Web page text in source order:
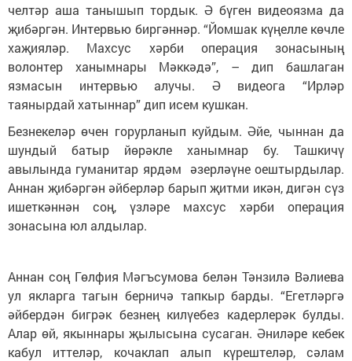
челтәр аша танышып тордык. Ә бүген видеоязма да
җибәргән. Интервью биргәннәр. “Йомшак күңелле көчле
хаҗияләр. Махсус хәрби операция зонасының
волонтер ханымнары Мәккәдә”, – дип башлаган
язмасын интервью алучы. Ә видеога “Ирләр
таянырдай хатыннар” дип исем кушкан.
Безнекеләр өчен горурланып куйдым. Әйе, чыннан да
шундый батыр йөрәкле ханымнар бу. Ташкичү
авылында гуманитар ярдәм әзерләүне оештырдылар.
Аннан җибәргән әйберләр барып җитми икән, дигән сүз
ишеткәннән соң, үзләре махсус хәрби операция
зонасына юл алдылар.
Аннан соң Гөлфия Мәгъсумова белән Тәнзилә Вәлиева
ул якларга тагын берничә тапкыр барды. “Егетләргә
әйбердән бигрәк безнең килүебез кадерлерәк булды.
Алар өй, якыннары җылысына сусаган. Әниләре кебек
кабул иттеләр, кочаклап алып күрештеләр, сәлам